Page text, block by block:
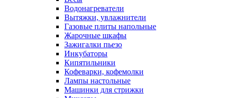
Водонагреватели
Вытяжки, увлажнители
Газовые плиты напольные
Жарочные шкафы
Зажигалки пьезо
Инкубаторы
Кипятильники
Кофеварки, кофемолки
Лампы настольные
Машинки для стрижки